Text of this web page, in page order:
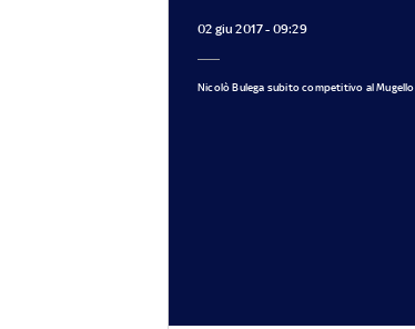
02 giu 2017 - 09:29
Nicolò Bulega subito competitivo al Mugello